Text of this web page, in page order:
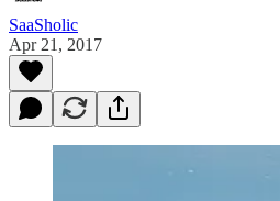
SaaSholic
Apr 21, 2017